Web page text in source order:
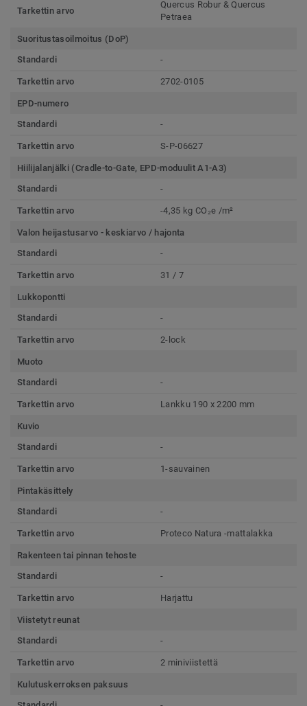
Tarkettin arvo
Quercus Robur & Quercus
Petraea
Suoritustasoilmoitus (DoP)
Standardi
-
Tarkettin arvo 2702-0105
EPD-numero
Standardi
-
Tarkettin arvo S-P-06627
Hiilijalanjälki (Cradle-to-Gate, EPD-moduulit A1-A3)
Standardi
-
Tarkettin arvo -4,35 kg CO₂e /m²
Valon heijastusarvo - keskiarvo / hajonta
Standardi
-
Tarkettin arvo 31 / 7
Lukkopontti
Standardi
-
Tarkettin arvo 2-lock
Muoto
Standardi
-
Tarkettin arvo Lankku 190 x 2200 mm
Kuvio
Standardi
-
Tarkettin arvo 1-sauvainen
Pintakäsittely
Standardi
-
Tarkettin arvo Proteco Natura -mattalakka
Rakenteen tai pinnan tehoste
Standardi
-
Tarkettin arvo Harjattu
Viistetyt reunat
Standardi
-
Tarkettin arvo 2 miniviistettä
Kulutuskerroksen paksuus